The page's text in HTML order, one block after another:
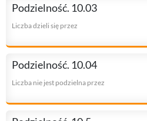
Podzielność. 10.03
Liczba dzieli się przez
Podzielność. 10.04
Liczba nie jest podzielna przez